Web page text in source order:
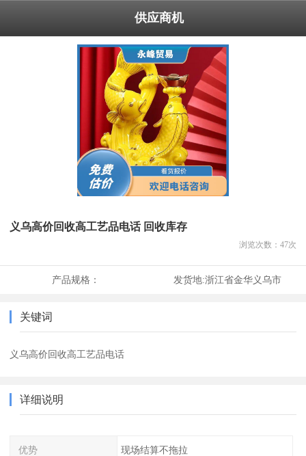
供应商机
义乌高价回收高工艺品电话 回收库存
浏览次数： 47次
产品规格： 发货地:浙江省金华义乌市
关键词
义乌高价回收高工艺品电话
详细说明
优势 现场结算不拖拉